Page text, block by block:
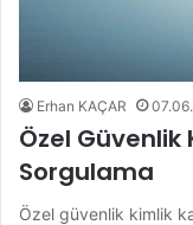
Erhan KAÇAR
Özel Güvenlik
Sorgulama
Özel güvenlik kimlik